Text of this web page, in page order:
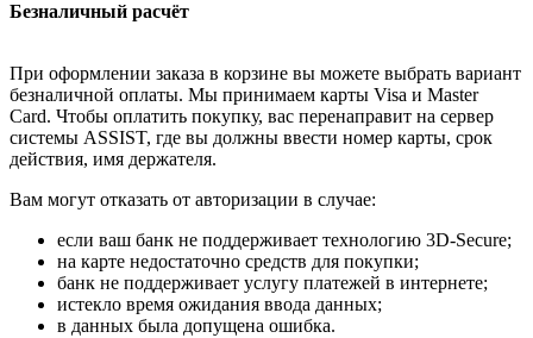
Безналичный расчёт
При оформлении заказа в корзине вы можете выбрать вариант
безналичной оплаты. Мы принимаем карты Visa и Master
Card. Чтобы оплатить покупку, вас перенаправит на сервер
системы ASSIST, где вы должны ввести номер карты, срок
действия, имя держателя.
Вам могут отказать от авторизации в случае:
если ваш банк не поддерживает технологию 3D-Secure;
на карте недостаточно средств для покупки;
банк не поддерживает услугу платежей в интернете;
истекло время ожидания ввода данных;
в данных была допущена ошибка.